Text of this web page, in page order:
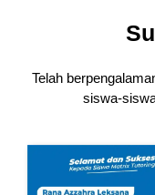
Telah
siswa-